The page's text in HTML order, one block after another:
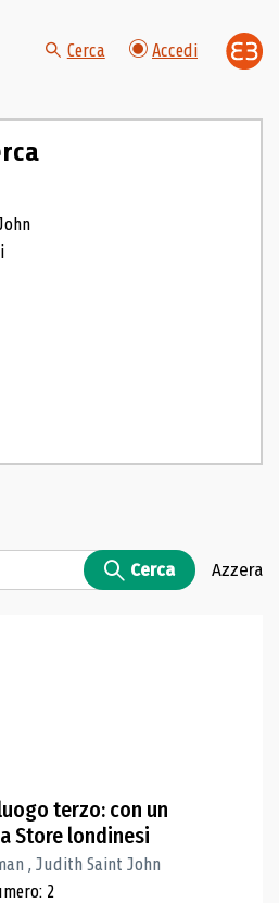
Cerca Accedi
Cerca Azzera
terzo: con un
Store londinesi
, Judith Saint John
2